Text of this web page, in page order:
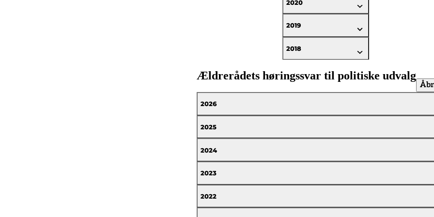
2020
2019
2018
Ældrerådets høringssvar til politiske udvalg
2026
2025
2024
2023
2022